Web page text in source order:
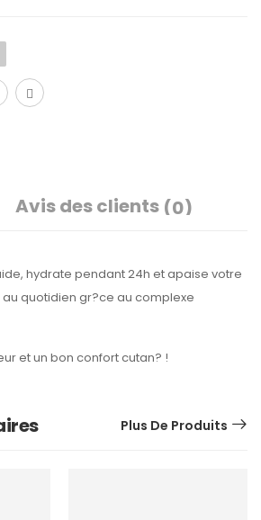
Avis des clients (0)
hydrate pendant 24h et apaise votre
quotidien gr?ce au complexe
et un bon confort cutan? !
Plus De Produits